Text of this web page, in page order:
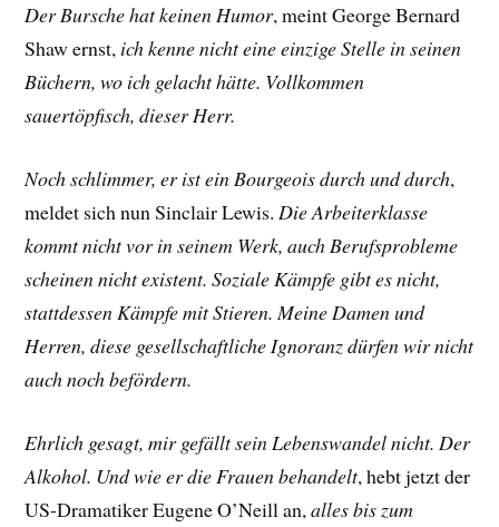
Der Bursche hat keinen Humor, meint George Bernard
Shaw ernst, ich kenne nicht eine einzige Stelle in seinen
Büchern, wo ich gelacht hätte. Vollkommen
sauertöpfisch, dieser Herr.
Noch schlimmer, er ist ein Bourgeois durch und durch,
meldet sich nun Sinclair Lewis.Die Arbeiterklasse
kommt nicht vor in seinem Werk, auch Berufsprobleme
scheinen nicht existent. Soziale Kämpfe gibt es nicht,
stattdessen Kämpfe mit Stieren. Meine Damen und
Herren, diese gesellschaftliche Ignoranz dürfen wir nicht
auch noch befördern.
Ehrlich gesagt, mir gefällt sein Lebenswandel nicht. Der
Alkohol. Und wie er die Frauen behandelt, hebt jetzt der
US-DramatikerEugene O’Neillan,alles bis zum